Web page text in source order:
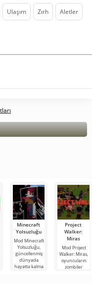
Ulaşım Zırh Aletler
Minecraft
Yolsuzluğu
Mod Minecraft
Yolsuzluğu,
güncellenmiş
dünyada
hayatta kalma
Project
Walker:
Miras
Mod Project
Walker: Miras,
oyuncuların
zombiler